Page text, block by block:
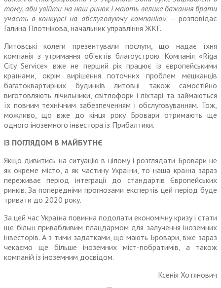
тому, аби уві­йти на наш ринок і мають велике бажання брати
участь в конкурсі на обслуговуючу компанію», – розповідає
Галина Плотнікова, начальник управління ЖКГ.
Литовські колеги презентували послуги, що надає їхня
компанія з утримання об’єктів благоустрою. Компанія «Riga
City Service» вже не перший рік працює із європейськими
країнами, окрім вирішення поточних проблем мешканців
багатоквартирних будинків литовці також само­стійно
виготовляють лічильники, світлофори і ліхтарі та займа­ються
їх повним технічним забез­печенням і обслуговуванням. Тож,
можливо, що вже до кінця року Бровари отримають ще
одного іноземного інвестора із Прибалтики.
ІЗ ПОГЛЯДОМ В МАЙБУТНЄ
Якщо дивитись на ситуацію в цілому і розглядати Бровари не
як окреме місто, а як частину України, то наша країна зараз
переживає період інтеграції до стандартів Європейських
ринків. За попередніми прогнозами екс­пертів цей період буде
тривати до 2020 року.
За цей час Україна повинна подолати економічну кризу і стати
ще більш привабливим плацдармом для залучення іноземних
інвесторів. А з тими задатками, що мають Бровари, вже зараз
чекаємо ще більше іно­земних міст-побратимів, а також
компаній із іноземним досвідом.
Ксенія Хотянович